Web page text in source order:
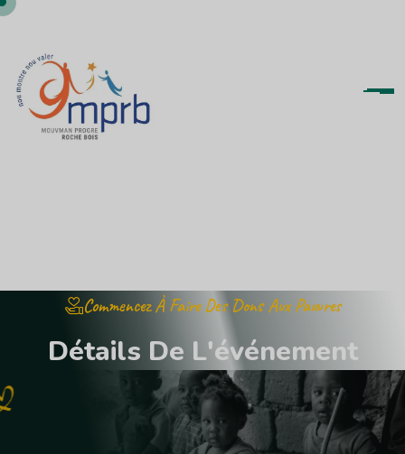
Commencez À Faire Des Dons Aux Pauvres
Détails De L'événement